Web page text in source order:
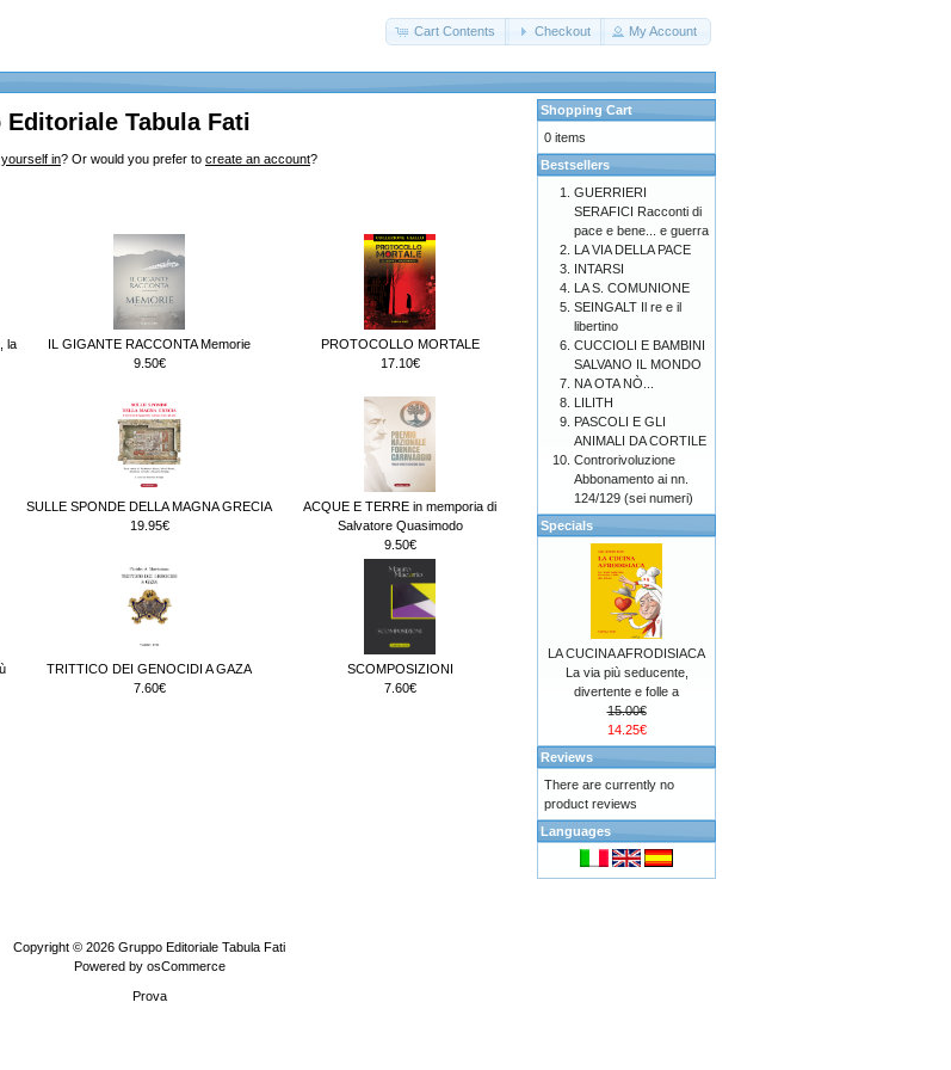
Cart Contents Checkout My Account
Tabula Fati
yourself in? Or would you prefer to create an account?
la
IL GIGANTE RACCONTA Memorie
9.50€
PROTOCOLLO MORTALE
17.10€
SULLE SPONDE DELLA MAGNA GRECIA
19.95€
ACQUE E TERRE in memporia di
Salvatore Quasimodo
9.50€
TRITTICO DEI GENOCIDI A GAZA
7.60€
SCOMPOSIZIONI
7.60€
Shopping Cart
0 items
Bestsellers
GUERRIERI
SERAFICI Racconti di
pace e bene... e guerra
LA VIA DELLA PACE
INTARSI
LA S. COMUNIONE
SEINGALT Il re e il
libertino
CUCCIOLI E BAMBINI
SALVANO IL MONDO
NA OTA NÒ...
LILITH
PASCOLI E GLI
ANIMALI DA CORTILE
Controrivoluzione
Abbonamento ai nn.
124/129 (sei numeri)
Specials
LA CUCINA AFRODISIACA
La via più seducente,
divertente e folle a
15.00€
14.25€
Reviews
There are currently no
product reviews
Languages
Copyright © 2026 Gruppo Editoriale Tabula Fati
Powered by osCommerce
Prova